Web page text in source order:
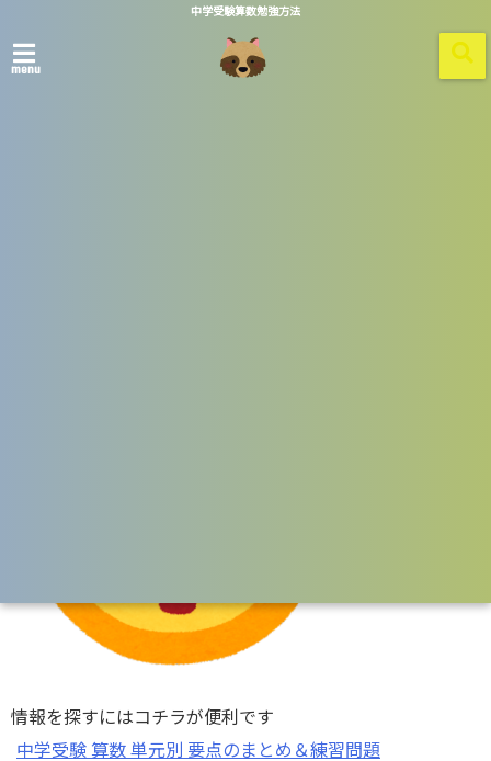
中学受験算数勉強方法
menu
情報を探すにはコチラが便利です
中学受験 算数 単元別 要点のまとめ＆練習問題